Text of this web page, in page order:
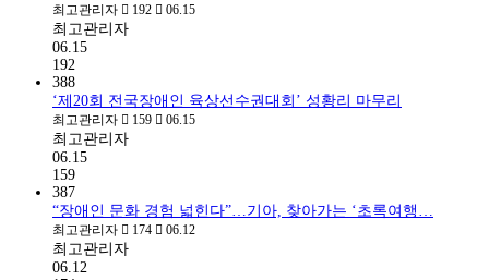
최고관리자 192 06.15
최고관리자
06.15
192
388
‘제20회 전국장애인 육상선수권대회’ 성황리 마무리
최고관리자 159 06.15
최고관리자
06.15
159
387
“장애인 문화 경험 넓힌다”…기아, 찾아가는 ‘초록여행…
최고관리자 174 06.12
최고관리자
06.12